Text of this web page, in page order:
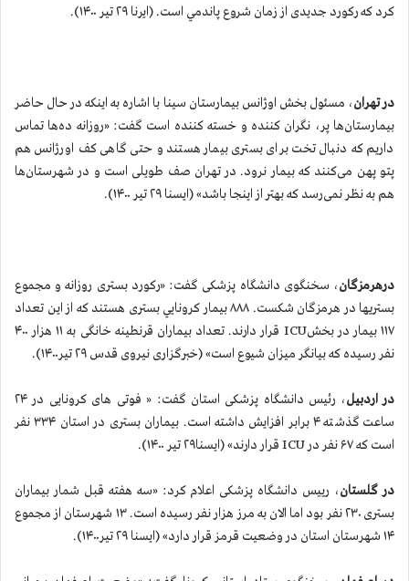
کرد که رکورد جدیدی از زمان شروع پاندمي است. (ایرنا ۲۹ تیر ۱۴۰۰).
در تهران، مسئول بخش اوژانس بیمارستان سینا با اشاره به اينكه در حال حاضر
بیمارستان‌ها پر، نگران کننده و خسته کننده است گفت: «روزانه ده‌ها تماس
داریم که دنبال تخت برای بستری بیمار هستند و حتی گاهی کف اورژانس هم
پتو پهن می‌کنند که بیمار نرود. در تهران صف طویلی است و در شهرستان‌ها
هم به نظر نمی‌رسد که بهتر از اینجا باشد» (ایسنا ۲۹ تیر ۱۴۰۰).
درهرمزگان، سخنگوی دانشگاه پزشکی گفت: «رکورد بستری روزانه و مجموع
بستريها در هرمزگان شکست. ۸۸۸ بیمار كرونايي بستری هستند که از این تعداد
۱۱۷ بیمار در بخشICU قرار دارند. تعداد بیماران قرنطینه خانگی به ۱۱ هزار ۴۰۰
نفر رسیده که بیانگر میزان شیوع است» (خبرگزاری نیروی قدس ۲۹ تیر۱۴۰۰).
در اردبیل
، رئیس دانشگاه پزشکی استان گفت: « فوتی های کرونایی در ۲۴
ساعت گذشته ۴ برابر افزایش داشته است. بیماران بستری در استان ۳۳۴ نفر
است که ۶۷ نفر در ICU قرار دارند» (ایسنا۲۹ تیر ۱۴۰۰).
در گلستان، رییس دانشگاه ‌پزشکی اعلام کرد: «سه هفته قبل شمار بیماران
بستری ۲۳۰ نفر بود اما الان به مرز هزار نفر رسیده است. ۱۳ شهرستان از مجموع
۱۴ شهرستان استان در وضعیت قرمز قرار دارد» (ایسنا ۲۹ تیر۱۴۰۰).